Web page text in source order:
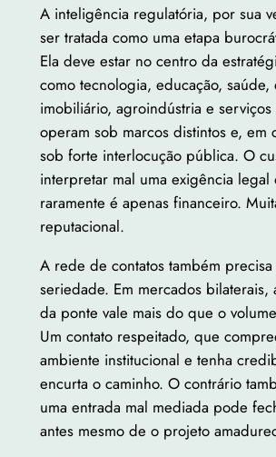
A inteligência regulatória, por sua
ser tratada como uma etapa
Ela deve estar no centro da
como tecnologia, educação, saúde,
imobiliário, agroindústria e
operam sob marcos distintos e, em
sob forte interlocução pública. O
interpretar mal uma exigência legal
raramente é apenas financeiro.
reputacional.
A rede de contatos também precisa
seriedade. Em mercados bilaterais,
da ponte vale mais do que o
Um contato respeitado, que
ambiente institucional e tenha
encurta o caminho. O contrário
uma entrada mal mediada pode
antes mesmo de o projeto